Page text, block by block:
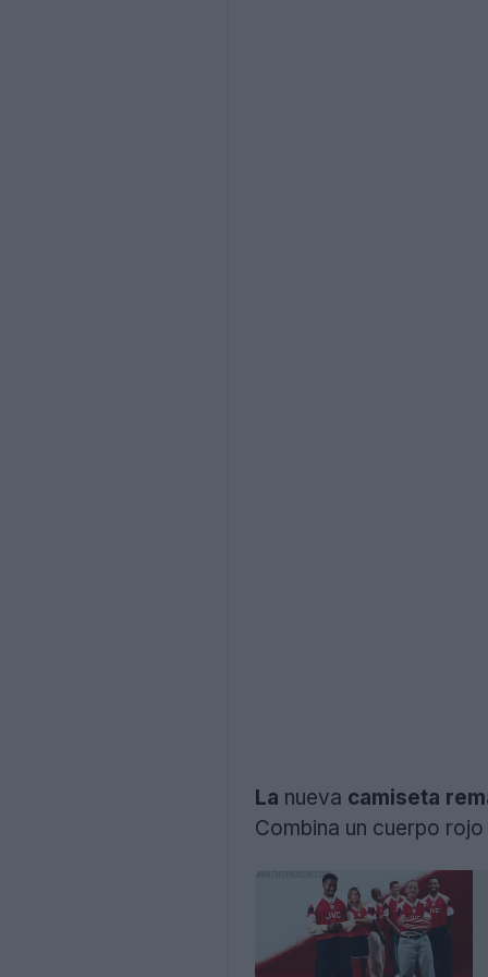
La nueva camiseta
Combina un cuerpo